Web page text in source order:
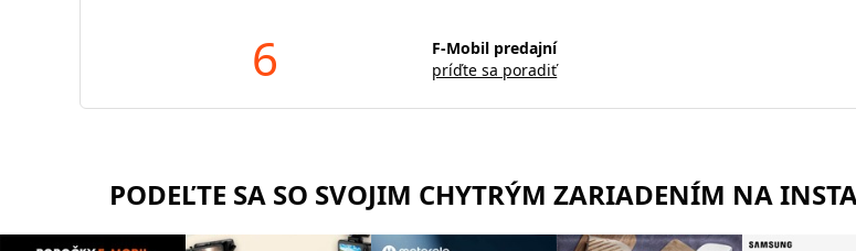
6
F-Mobil predajní
príďte sa poradiť
PODEĽTE SA SO SVOJIM CHYTRÝM ZARIADENÍM NA